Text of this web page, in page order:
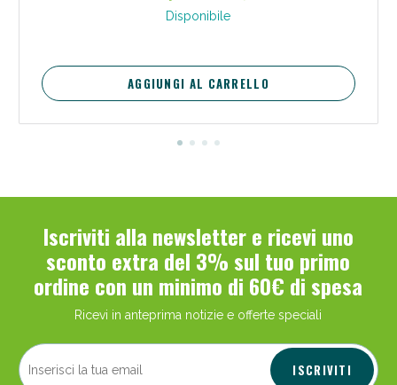
Disponibile
AGGIUNGI AL CARRELLO
Iscriviti alla newsletter e ricevi uno
sconto extra del 3% sul tuo primo
ordine con un minimo di 60€ di spesa
Ricevi in anteprima notizie e offerte speciali
ISCRIVITI